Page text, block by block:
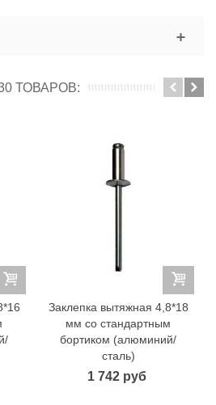
ТОВАРОВ:
Заклепка вытяжная 4,8*18
мм со стандартным
бортиком (алюминий/
сталь)
1 742 руб